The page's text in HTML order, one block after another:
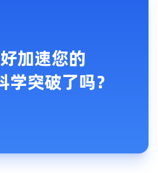
加速您的
学突破了吗？